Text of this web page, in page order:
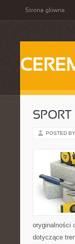
Strona główna
POSTED
oryginalności
dotyczące